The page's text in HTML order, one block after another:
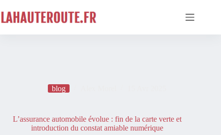
au
contenu
blog
L’assurance automobile évolue : fin de la carte verte et
introduction du constat amiable numérique